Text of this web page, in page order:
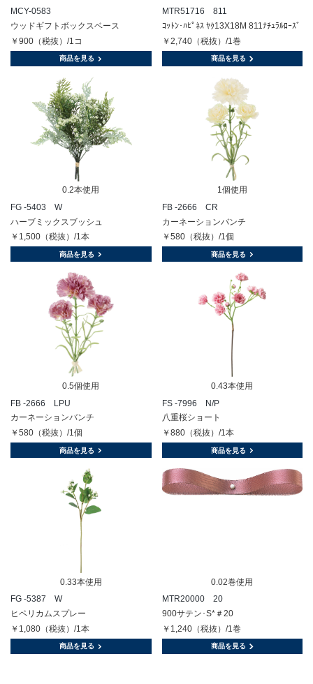
MCY-0583
ウッドギフトボックスベース
￥900（税抜）/1コ
商品を見る
MTR51716 811
ｺｯﾄﾝ･ﾊﾋﾟﾈｽ ﾔｸ13X18M 811ﾅﾁｭﾗﾙﾛｰｽﾞ
￥2,740（税抜）/1巻
商品を見る
0.2本使用
FG -5403 W
ハーブミックスブッシュ
￥1,500（税抜）/1本
商品を見る
1個使用
FB -2666 CR
カーネーションバンチ
￥580（税抜）/1個
商品を見る
0.5個使用
FB -2666 LPU
カーネーションバンチ
￥580（税抜）/1個
商品を見る
0.43本使用
FS -7996 N/P
八重桜ショート
￥880（税抜）/1本
商品を見る
0.33本使用
FG -5387 W
ヒペリカムスプレー
￥1,080（税抜）/1本
商品を見る
0.02巻使用
MTR20000 20
900サテン･S*＃20
￥1,240（税抜）/1巻
商品を見る